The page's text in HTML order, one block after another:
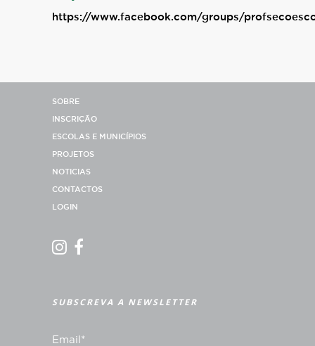
https://www.facebook.com/groups/
SOBRE
INSCRIÇÃO
ESCOLAS E MUNICÍPIOS
PROJETOS
NOTICIAS
CONTACTOS
LOGIN
SUBSCREVA A NEWSLETTER
Email*